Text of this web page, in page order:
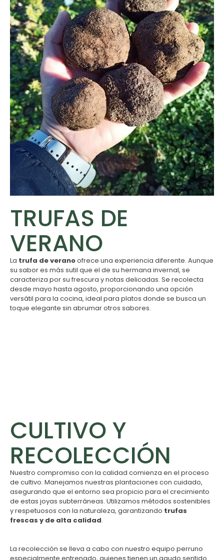
TRUFAS DE
VERANO
La trufa de veranoofrece una experiencia diferente. Aunque
su sabor es más sutil que el de su hermana invernal, se
caracteriza por su frescura y notas delicadas. Se recolecta
desde mayo hasta agosto, proporcionando una opción
versátil para la cocina, ideal para platos donde se busca un
toque elegante sin abrumar otros sabores.
CULTIVO Y
RECOLECCIÓN
Nuestro compromiso con la calidad comienza en el proceso
de cultivo. Manejamos nuestras plantaciones con cuidado,
asegurando que el entorno sea propicio para el crecimiento
de estas joyas subterráneas. Utilizamos métodos sostenibles
y respetuosos con la naturaleza, garantizando trufas
frescas y de alta calidad.
La recolección se lleva a cabo con nuestro equipo perruno